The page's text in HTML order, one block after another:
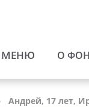
МЕНЮ О
Андрей, 17 лет,